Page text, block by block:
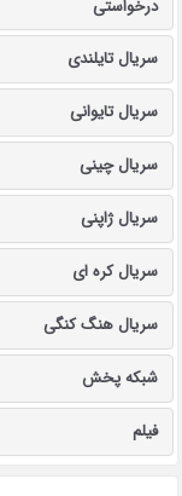
درخواستی
سریال تایلندی
سریال تایوانی
سریال چینی
سریال ژاپنی
سریال کره ای
سریال هنگ کنگی
شبکه پخش
فیلم